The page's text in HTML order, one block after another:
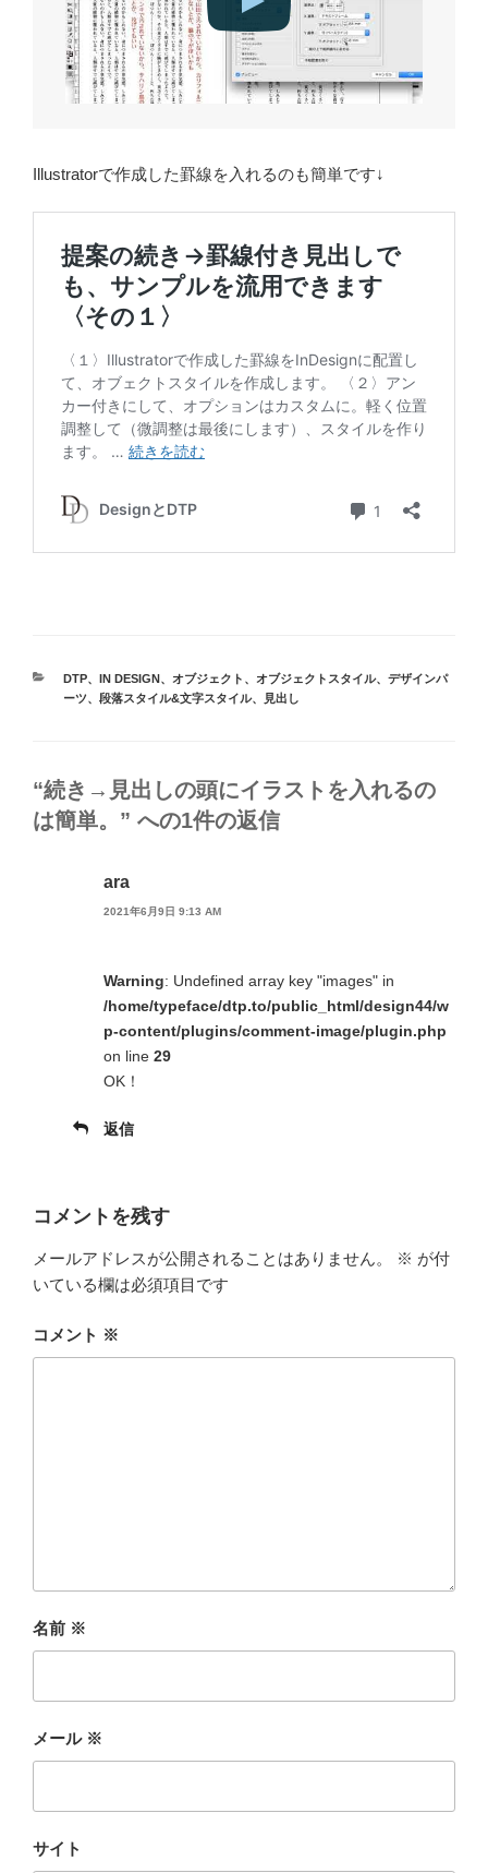
Illustratorで作成した罫線を入れるのも簡単です↓
カ
テ
DTP、 IN DESIGN、 オブジェクト 、 オブジェクトスタイル、 デザインパ
ーツ、 段落スタイル&文字スタイル、 見出し
“続き→見出しの頭にイラストを入れるの
は簡単。” への1件の返信
ara
2021年6月9日 9:13 AM
Warning: Undefined array key "images" in
/home/typeface/dtp.to/public_html/design44/w
p-content/plugins/comment-image/plugin.php
on line 29
OK！
返信
コメントを残す
メールアドレスが公開されることはありません。 ※ が付
いている欄は必須項目です
コメント ※
名前 ※
メール ※
サイト